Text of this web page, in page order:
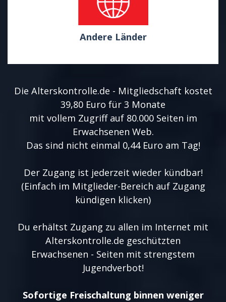
Andere Länder
Die Alterskontrolle.de - Mitgliedschaft kostet
39,80 Euro für 3 Monate
mit vollem Zugriff auf 80.000 Seiten im
Erwachsenen Web.
Das sind nicht einmal 0,44 Euro am Tag!
Der Zugang ist jederzeit wieder kündbar!
(Einfach im Mitglieder-Bereich auf Zugang
kündigen klicken)
Du erhältst Zugang zu allen im Internet mit
Alterskontrolle.de geschützten
Erwachsenen - Seiten mit strengstem
Jugendverbot!
Sofortige Freischaltung binnen weniger